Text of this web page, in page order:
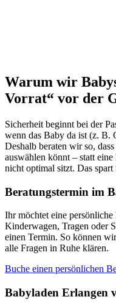
Warum wir
Vorrat“ vor der
Sicherheit beginnt bei der
wenn das Baby da ist (z. B.
Deshalb beraten wir so,
auswählen könnt – statt
nicht optimal sitzt. Das spart
Beratungstermin im
Ihr möchtet eine
Kinderwagen, Tragen oder
einen Termin. So können
alle Fragen in Ruhe klären.
Buche einen persönlichen
Babyladen Erlangen